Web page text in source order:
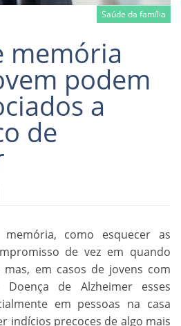
Saúde da família
more
memória
podem
a
de
como esquecer as
de vez em quando
em casos de jovens com
de Alzheimer esses
em pessoas na casa
indícios precoces de algo mais